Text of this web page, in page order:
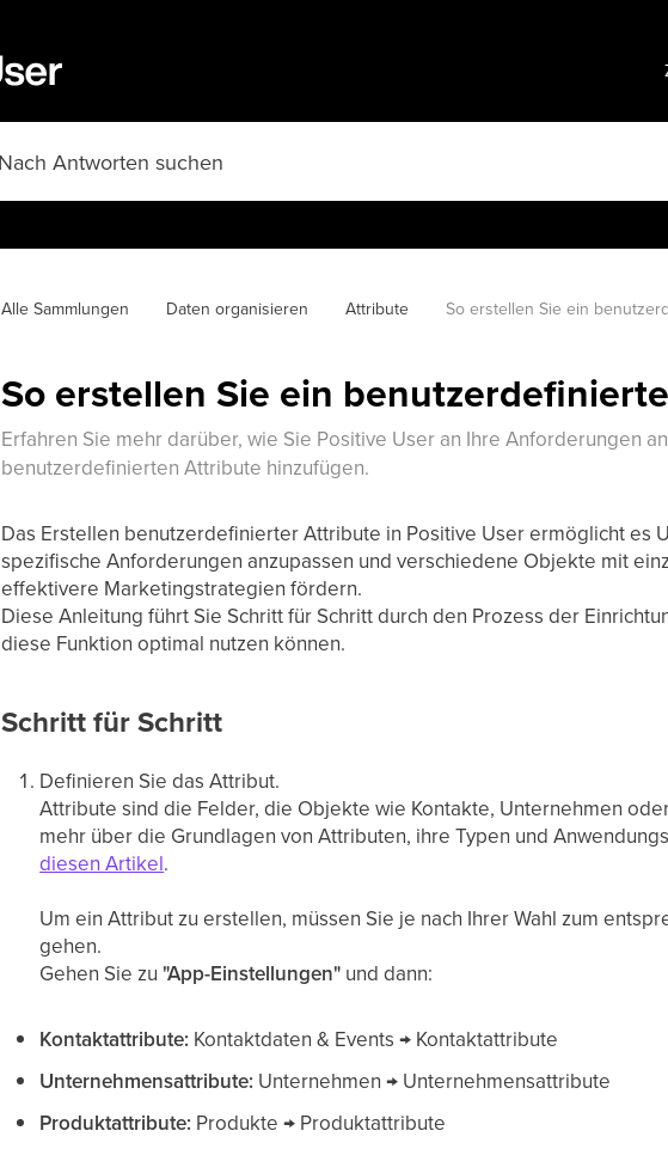
Alle Sammlungen Daten organisieren Attribute So erstellen Sie ein
So erstellen Sie ein
Erfahren Sie mehr darüber, wie Sie Positive User an Ihre Anforderungen
benutzerdefinierten Attribute hinzufügen.
Das Erstellen benutzerdefinierter Attribute in Positive User ermöglicht es
spezifische Anforderungen anzupassen und verschiedene Objekte mit
effektivere Marketingstrategien fördern.
Diese Anleitung führt Sie Schritt für Schritt durch den Prozess der
diese Funktion optimal nutzen können.
Schritt für Schritt
Definieren Sie das Attribut.
Attribute sind die Felder, die Objekte wie Kontakte, Unternehmen
mehr über die Grundlagen von Attributen, ihre Typen und
diesen Artikel.
Um ein Attribut zu erstellen, müssen Sie je nach Ihrer Wahl zum
gehen.
Gehen Sie zu"App-Einstellungen" und dann:
Kontaktattribute: Kontaktdaten & Events → Kontaktattribute
Unternehmensattribute: Unternehmen → Unternehmensattribute
Produktattribute: Produkte → Produktattribute